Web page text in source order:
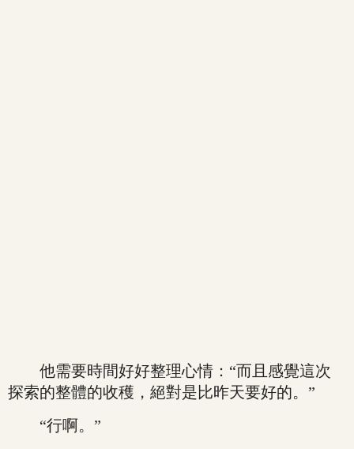
他需要時間好好整理心情：“而且感覺這次
探索的整體的收穫，絕對是比昨天要好的。”
“行啊。”